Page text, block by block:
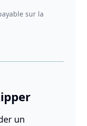
sur la
un